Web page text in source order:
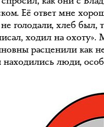
Её ответ мне
голодали, хлеб
ходил на охоту».
расценили как
находились люди,